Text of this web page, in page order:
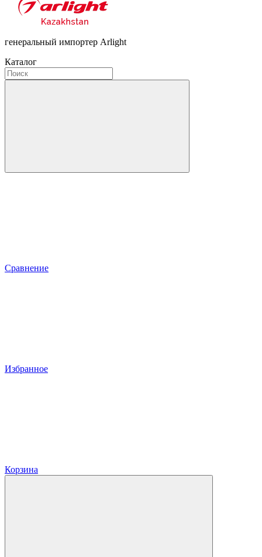
генеральный импортер Arlight
Каталог
Сравнение
Избранное
Корзина